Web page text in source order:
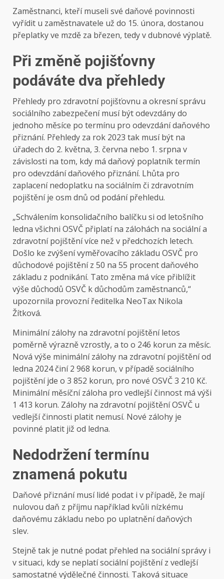
Zaměstnanci, kteří museli své daňové povinnosti
vyřídit u zaměstnavatele už do 15. února, dostanou
přeplatky ve mzdě za březen, tedy v dubnové výplatě.
Při změně pojišťovny
podáváte dva přehledy
Přehledy pro zdravotní pojišťovnu a okresní správu
sociálního zabezpečení musí být odevzdány do
jednoho měsíce po termínu pro odevzdání daňového
přiznání. Přehledy za rok 2023 tak musí být na
úřadech do 2. května, 3. června nebo 1. srpna v
závislosti na tom, kdy má daňový poplatník termín
pro odevzdání daňového přiznání. Lhůta pro
zaplacení nedoplatku na sociálním či zdravotním
pojištění je osm dnů od podání přehledu.
„Schválením konsolidačního balíčku si od letošního
ledna všichni OSVČ připlatí na zálohách na sociální a
zdravotní pojištění více než v předchozích letech.
Došlo ke zvýšení vyměřovacího základu OSVČ pro
důchodové pojištění z 50 na 55 procent daňového
základu z podnikání. Tato změna má více přiblížit
výše důchodů OSVČ k důchodům zaměstnanců,“
upozornila provozní ředitelka NeoTax Nikola
Žítková.
Minimální zálohy na zdravotní pojištění letos
poměrně výrazně vzrostly, a to o 246 korun za měsíc.
Nová výše minimální zálohy na zdravotní pojištění od
ledna 2024 činí 2 968 korun, v případě sociálního
pojištění jde o 3 852 korun, pro nové OSVČ 3 210 Kč.
Minimální měsíční záloha pro vedlejší činnost má výši
1 413 korun. Zálohy na zdravotní pojištění OSVČ u
vedlejší činnosti platit nemusí. Nové zálohy je
povinné platit již od ledna.
Nedodržení termínu
znamená pokutu
Daňové přiznání musí lidé podat i v případě, že mají
nulovou daň z příjmu například kvůli nízkému
daňovému základu nebo po uplatnění daňových
slev.
Stejně tak je nutné podat přehled na sociální správy i
v situaci, kdy se neplatí sociální pojištění z vedlejší
samostatné výdělečné činnosti. Taková situace